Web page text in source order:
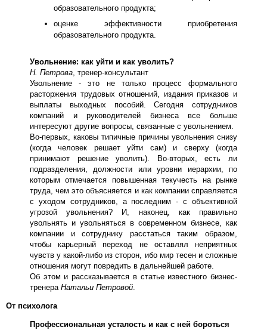
образовательного продукта;
оценке эффективности приобретения
образовательного продукта.
Увольнение: как уйти и как уволить?
Н. Петрова, тренер-консультант
Увольнение - это не только процесс формального
расторжения трудовых отношений, издания приказов и
выплаты выходных пособий. Сегодня сотрудников
компаний и руководителей бизнеса все больше
интересуют другие вопросы, связанные с увольнением.
Во-первых, каковы типичные причины увольнения снизу
(когда человек решает уйти сам) и сверху (когда
принимают решение уволить). Во-вторых, есть ли
подразделения, должности или уровни иерархии, по
которым отмечается повышенная текучесть на рынке
труда, чем это объясняется и как компании справляется
с уходом сотрудников, а последним - с объективной
угрозой увольнения? И, наконец, как правильно
увольнять и увольняться в современном бизнесе, как
компании и сотруднику расстаться таким образом,
чтобы карьерный переход не оставлял неприятных
чувств у какой-либо из сторон, ибо мир тесен и сложные
отношения могут повредить в дальнейшей работе.
Об этом и рассказывается в статье известного бизнес-
тренера Натальи Петровой.
От психолога
Профессиональная усталость и как с ней бороться